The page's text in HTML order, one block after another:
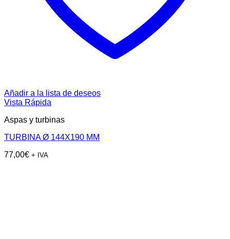
Añadir a la lista de deseos
Vista Rápida
Aspas y turbinas
TURBINA Ø 144X190 MM
77,00€ + IVA